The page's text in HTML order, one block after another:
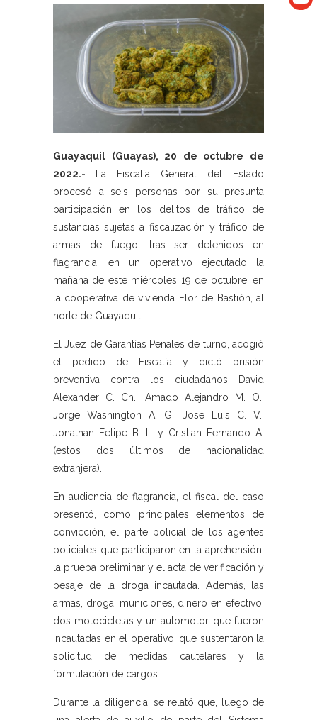
Guayaquil (Guayas), 20 de octubre de
2022.-
La Fiscalía General del Estado
procesó a seis personas por su presunta
participación en los delitos de tráfico de
sustancias sujetas a fiscalización y tráfico de
armas de fuego, tras ser detenidos en
flagrancia, en un operativo ejecutado la
mañana de este miércoles 19 de octubre, en
la cooperativa de vivienda Flor de Bastión, al
norte de Guayaquil.
El Juez de Garantías Penales de turno, acogió
el pedido de Fiscalía y dictó prisión
preventiva contra los ciudadanos David
Alexander C. Ch., Amado Alejandro M. O.,
Jorge Washington A. G., José Luis C. V.,
Jonathan Felipe B. L. y Cristian Fernando A.
(estos dos últimos de nacionalidad
extranjera).
En audiencia de flagrancia, el fiscal del caso
presentó, como principales elementos de
convicción, el parte policial de los agentes
policiales que participaron en la aprehensión,
la prueba preliminar y el acta de verificación y
pesaje de la droga incautada. Además, las
armas, droga, municiones, dinero en efectivo,
dos motocicletas y un automotor, que fueron
incautadas en el operativo, que sustentaron la
solicitud de medidas cautelares y la
formulación de cargos.
Durante la diligencia, se relató que, luego de